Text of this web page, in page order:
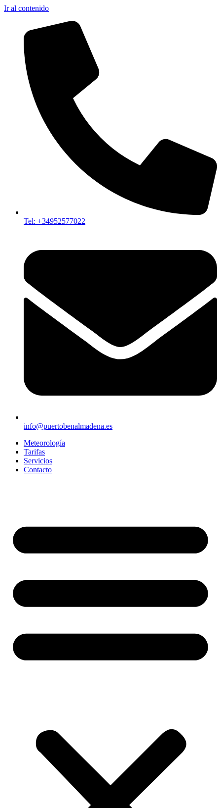
Ir al contenido
Tel: +34952577022
info@puertobenalmadena.es
Meteorología
Tarifas
Servicios
Contacto